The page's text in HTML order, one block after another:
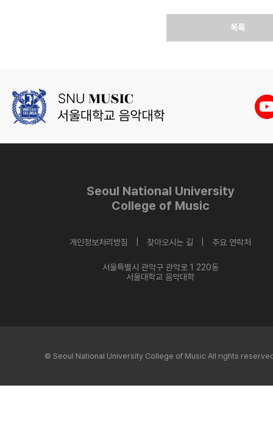
목록
Seoul National University
College of Music
개인정보처리방침 | 찾아오시는 길 | 주요 연락처
서울특별시 관악구 관악로 1 220동
서울대학교 음악대학
© Seoul National University College of Music All rights